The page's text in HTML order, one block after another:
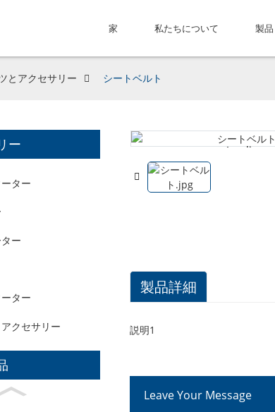
家 私たちについて 製品
とアクセサリー シートベルト
ー
ター
ー
ター
クセサリー
Loading...
Loading...
製品詳細
説明1
Leave Your Message